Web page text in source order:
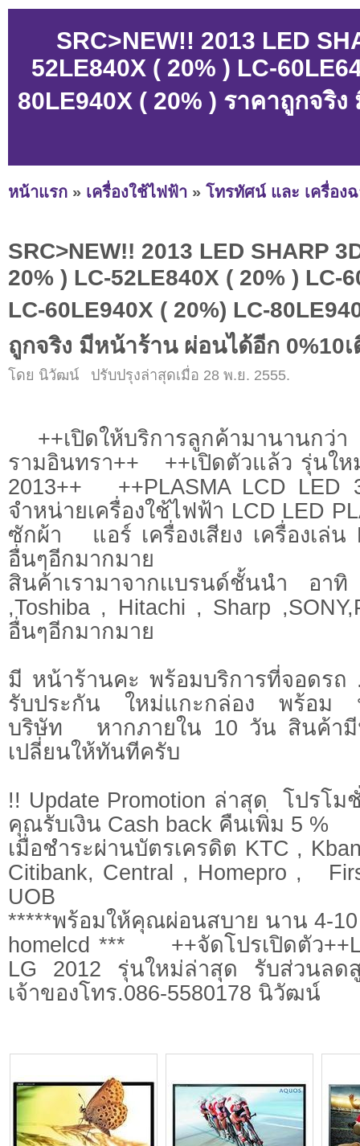
SRC>NEW!! 2013 LED
52LE840X ( 20% ) LC-
80LE940X ( 20% ) ราคาถูกจริ
หน้าแรก » เครื่องใช้ไฟฟ้า » โทรทัศน์ และ เครื่อง
SRC>NEW!! 2013 LED SHARP
20% ) LC-52LE840X ( 20% ) LC-
LC-60LE940X ( 20%) LC-
ถูกจริง มีหน้าร้าน ผ่อนได้อีก 0%10
โดย นิวัฒน์ ปรับปรุงล่าสุดเมื่อ 28 พ.ย. 2555.
++เปิดให้บริการลูกค้ามานานก
รามอินทรา++ ++เปิดตัวแล้ว รุ่นให
2013++ ++PLASMA LCD
จำหน่ายเครื่องใช้ไฟฟ้า LCD LED
ซักผ้า แอร์ เครื่องเสียง เครื่องเล่น
อื่นๆอีกมากมาย
สินค้าเรามาจากเเบรนด์ชั้นนำ อ
,Toshiba , Hitachi , Sharp
อื่นๆอีกมากมาย
มี หน้าร้านคะ พร้อมบริการที่จอ
รับประกัน ใหม่แกะกล่อง พร้อม ป
บริษัท หากภายใน 10 วัน สินค้ามี
เปลี่ยนให้ทันทีครับ
!! Update Promotion ล่าสุด โปรโ
คุณรับเงิน Cash back คืนเพิ่ม 5 %
เมื่อชำระผ่านบัตรเครดิต KTC ,
Citibank, Central , Homepro ,
UOB
*****พร้อมให้คุณผ่อนสบาย นาน 4-
homelcd *** ++จัดโปรเปิดตัว
LG 2012 รุ่นใหม่ล่าสุด รับส่วนล
เจ้าของโทร.086-5580178 นิวัฒน์